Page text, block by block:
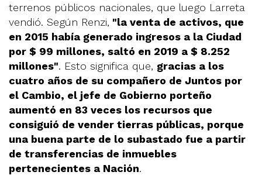
terrenos públicos nacionales, que luego Larreta
vendió. Según Renzi, "la venta de activos, que
en 2015 había generado ingresos a la Ciudad
por $ 99 millones, saltó en 2019 a $ 8.252
millones". Esto significa que, gracias a los
cuatro años de su compañero de Juntos por
el Cambio, el jefe de Gobierno porteño
aumentó en 83 veces los recursos que
consiguió de vender tierras públicas, porque
una buena parte de lo subastado fue a partir
de transferencias de inmuebles
pertenecientes a Nación.